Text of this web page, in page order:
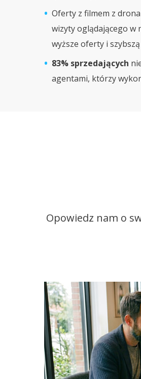
Oferty z filmem z
wizyty oglądającego w
wyższe oferty i
83% sprzedających
agentami, którzy
Opowiedz nam o